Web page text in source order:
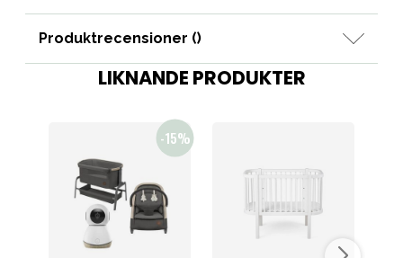
Produktrecensioner ()
LIKNANDE PRODUKTER